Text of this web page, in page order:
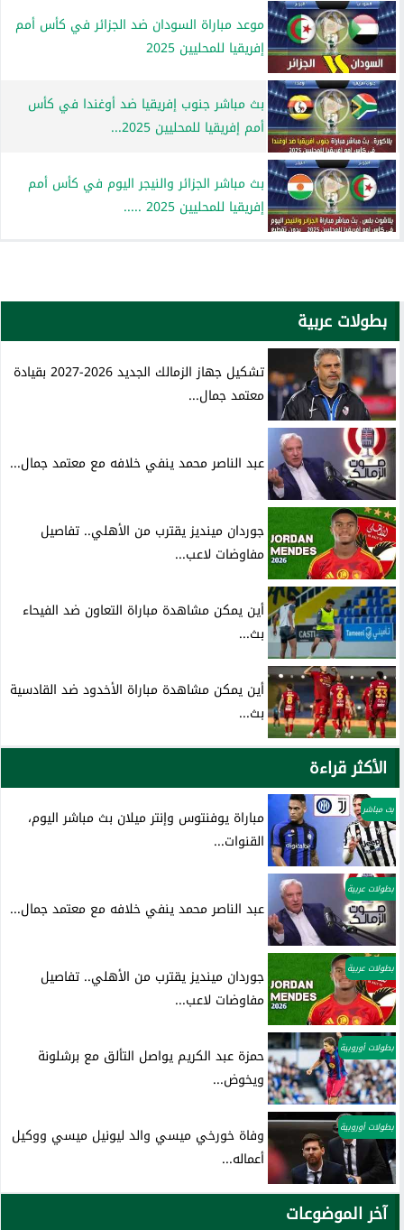
موعد مباراة السودان ضد الجزائر في كأس أمم
إفريقيا للمحليين 2025
بث مباشر جنوب إفريقيا ضد أوغندا في كأس
أمم إفريقيا للمحليين 2025...
بث مباشر الجزائر والنيجر اليوم في كأس أمم
إفريقيا للمحليين 2025 .....
بطولات عربية
تشكيل جهاز الزمالك الجديد 2026-2027 بقيادة
معتمد جمال...
عبد الناصر محمد ينفي خلافه مع معتمد جمال...
جوردان مينديز يقترب من الأهلي.. تفاصيل
مفاوضات لاعب...
أين يمكن مشاهدة مباراة التعاون ضد الفيحاء
بث...
أين يمكن مشاهدة مباراة الأخدود ضد القادسية
بث...
الأكثر قراءة
بث مباشر
مباراة يوفنتوس وإنتر ميلان بث مباشر اليوم،
القنوات...
بطولات عربية
عبد الناصر محمد ينفي خلافه مع معتمد جمال...
بطولات عربية
جوردان مينديز يقترب من الأهلي.. تفاصيل
مفاوضات لاعب...
بطولات أوروبية
حمزة عبد الكريم يواصل التألق مع برشلونة
ويخوض...
بطولات أوروبية
وفاة خورخي ميسي والد ليونيل ميسي ووكيل
أعماله...
آخر الموضوعات